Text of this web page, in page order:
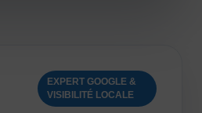
EXPERT GOOGLE &
VISIBILITÉ LOCALE